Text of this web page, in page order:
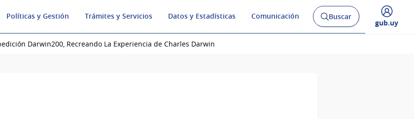
Políticas y Gestión Trámites y Servicios Datos y Estadísticas Comunicación
Abrir
buscador
Buscar
Desplegar
gub.uy
Darwin200, Recreando La Experiencia de Charles Darwin